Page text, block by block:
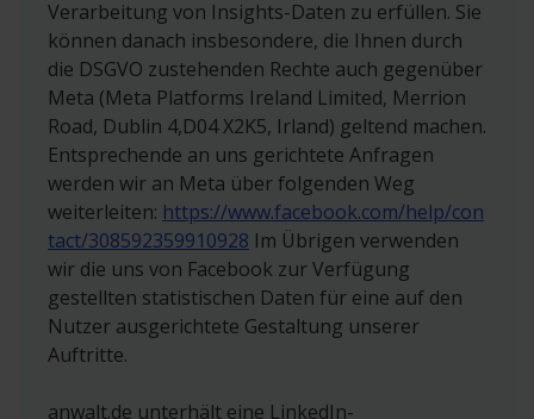
Extension von Google, um Leads in Form von
Kontaktdaten von Interessenten über ein
Formular von Google zu erheben. Konkret
erhoben werden folgende Datenkategorien:
Vorname, Nachname, E-Mail-Adresse,
Telefonnummer, Firmen- / Kanzleiname,
Kanzleiwebsite
Die Nutzung der Daten ist an die mit der
jeweiligen Lead Ad-Kampagne verfolgten Zwecke
gebunden, wie insbesondere für die
Verwendung zum Zweck der Kontaktaufnahme.
Die Datenverarbeitung erfolgt auf Basis Ihrer
e.de/policies/privacy/
Ein Opt-Out ist Ihnen möglich, wenn Sie den
folgenden Link auf die Seite der Network
Advertising Initiative (NAI) aufrufen:http://optou
t.networkadvertising.org/sowie von Dynamic
Remarketing im Google-Konto über https://adss
ettings.google.de/authenticated?hl=desowie
über den Link mit der Bezeichnung Cookies am
Ende jeder Webseite.
anwalt.de nutzt auf einzelnen Seiten die
Funktion LinkedIn Ads des Netzwerks LinkedIn
Place, Dublin 2, Irland). Rechtsgrundlage ist eine
Verarbeitung von Insights-Daten zu erfüllen. Sie
können danach insbesondere, die Ihnen durch
die DSGVO zustehenden Rechte auch gegenüber
Meta (Meta Platforms Ireland Limited, Merrion
Road, Dublin 4,D04 X2K5, Irland) geltend machen.
Entsprechende an uns gerichtete Anfragen
werden wir an Meta über folgenden Weg
weiterleiten: https://www.facebook.com/help/con
tact/308592359910928 Im Übrigen verwenden
wir die uns von Facebook zur Verfügung
gestellten statistischen Daten für eine auf den
Nutzer ausgerichtete Gestaltung unserer
Auftritte.
anwalt.de unterhält eine LinkedIn-